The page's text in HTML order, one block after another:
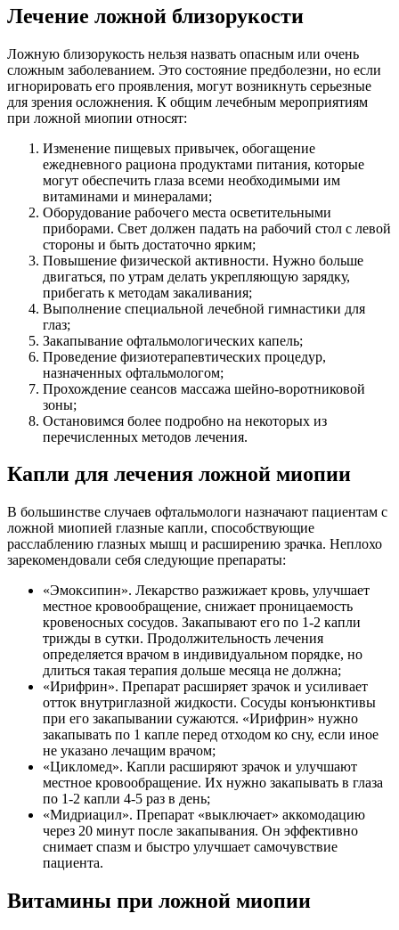
Лечение ложной близорукости
Ложную близорукость нельзя назвать опасным или очень
сложным заболеванием. Это состояние предболезни, но если
игнорировать его проявления, могут возникнуть серьезные
для зрения осложнения. К общим лечебным мероприятиям
при ложной миопии относят:
Изменение пищевых привычек, обогащение
ежедневного рациона продуктами питания, которые
могут обеспечить глаза всеми необходимыми им
витаминами и минералами;
Оборудование рабочего места осветительными
приборами. Свет должен падать на рабочий стол с левой
стороны и быть достаточно ярким;
Повышение физической активности. Нужно больше
двигаться, по утрам делать укрепляющую зарядку,
прибегать к методам закаливания;
Выполнение специальной лечебной гимнастики для
глаз;
Закапывание офтальмологических капель;
Проведение физиотерапевтических процедур,
назначенных офтальмологом;
Прохождение сеансов массажа шейно-воротниковой
зоны;
Остановимся более подробно на некоторых из
перечисленных методов лечения.
Капли для лечения ложной миопии
В большинстве случаев офтальмологи назначают пациентам с
ложной миопией глазные капли, способствующие
расслаблению глазных мышц и расширению зрачка. Неплохо
зарекомендовали себя следующие препараты:
«Эмоксипин». Лекарство разжижает кровь, улучшает
местное кровообращение, снижает проницаемость
кровеносных сосудов. Закапывают его по 1-2 капли
трижды в сутки. Продолжительность лечения
определяется врачом в индивидуальном порядке, но
длиться такая терапия дольше месяца не должна;
«Ирифрин». Препарат расширяет зрачок и усиливает
отток внутриглазной жидкости. Сосуды конъюнктивы
при его закапывании сужаются. «Ирифрин» нужно
закапывать по 1 капле перед отходом ко сну, если иное
не указано лечащим врачом;
«Цикломед». Капли расширяют зрачок и улучшают
местное кровообращение. Их нужно закапывать в глаза
по 1-2 капли 4-5 раз в день;
«Мидриацил». Препарат «выключает» аккомодацию
через 20 минут после закапывания. Он эффективно
снимает спазм и быстро улучшает самочувствие
пациента.
Витамины при ложной миопии